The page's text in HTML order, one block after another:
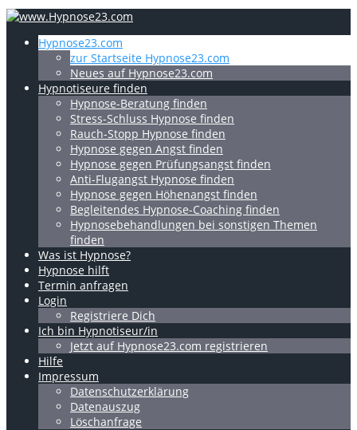
Hypnose23.com
zur Startseite Hypnose23.com
Neues auf Hypnose23.com
Hypnotiseure finden
Hypnose-Beratung finden
Stress-Schluss Hypnose finden
Rauch-Stopp Hypnose finden
Hypnose gegen Angst finden
Hypnose gegen Prüfungsangst finden
Anti-Flugangst Hypnose finden
Hypnose gegen Höhenangst finden
Begleitendes Hypnose-Coaching finden
Hypnosebehandlungen bei sonstigen Themen
finden
Was ist Hypnose?
Hypnose hilft
Termin anfragen
Login
Registriere Dich
Ich bin Hypnotiseur/in
Jetzt auf Hypnose23.com registrieren
Hilfe
Impressum
Datenschutzerklärung
Datenauszug
Löschanfrage